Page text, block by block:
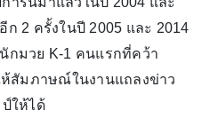
2 ครั้งในปี 2005 และ 2014
กมวย K-1 คนแรกที่คว้า
สัมภาษณ์ในงานแถลงข่าว
ให้ได้